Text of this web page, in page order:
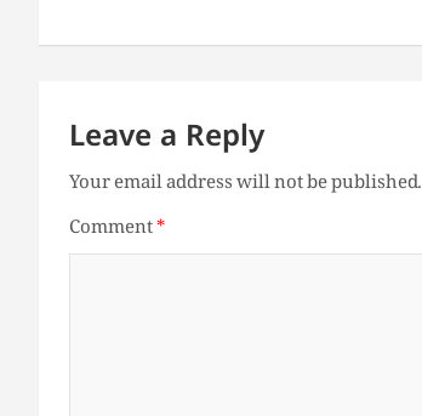
Leave a Reply
Your email address will not be published.
Comment*